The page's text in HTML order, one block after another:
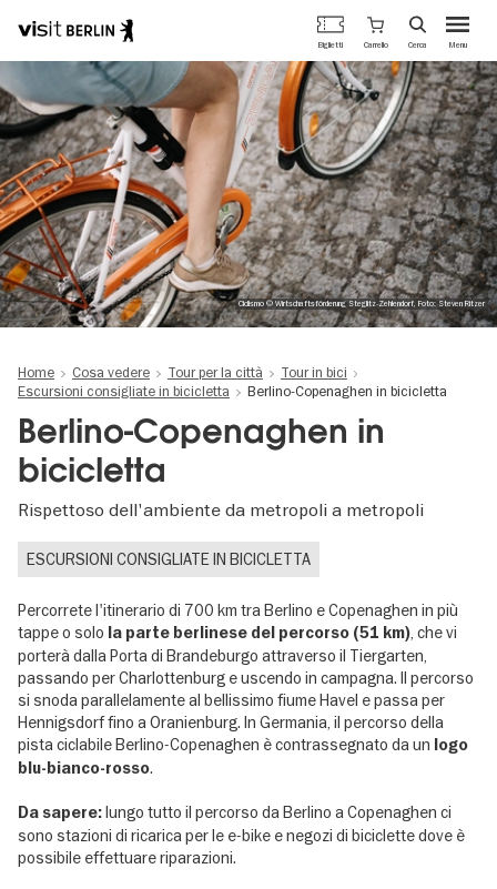
al
contenuto
principale
Portale
ufficiale
turismo
di
Berlino
Menu
Biglietti Carrello Cerca
Ciclismo © Wirtschaftsförderung Steglitz-Zehlendorf, Foto: Steven Ritzer
Home Cosa vedere Tour per la città
Tour in bici
Escursioni consigliate in bicicletta
Berlino-Copenaghen in bicicletta
Berlino-Copenaghen in
bicicletta
Rispettoso dell'ambiente da metropoli a metropoli
ESCURSIONI CONSIGLIATE IN BICICLETTA
Percorrete l'itinerario di 700 km tra Berlino e Copenaghen in più
tappe o solo la parte berlinese del percorso (51 km) , che vi
porterà dalla Porta di Brandeburgo attraverso il Tiergarten,
passando per Charlottenburg e uscendo in campagna. Il percorso
si snoda parallelamente al bellissimo fiume Havel e passa per
Hennigsdorf fino a Oranienburg. In Germania, il percorso della
pista ciclabile Berlino-Copenaghen è contrassegnato da un logo
blu-bianco-rosso.
Da sapere:lungo tutto il percorso da Berlino a Copenaghen ci
sono stazioni di ricarica per le e-bike e negozi di biciclette dove è
possibile effettuare riparazioni.